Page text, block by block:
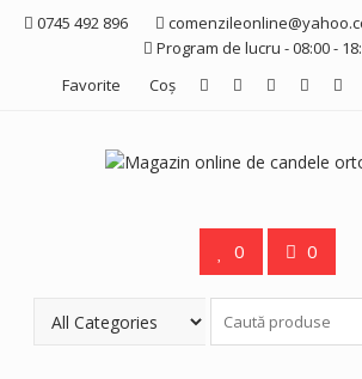
Skip 0745 492 896
Program de lucru - 08:00 -
Favorite
Coş
0 0